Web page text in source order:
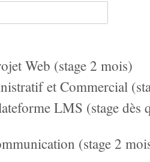
Web (stage 2 mois)
et Commercial
LMS (stage dès
(stage 2